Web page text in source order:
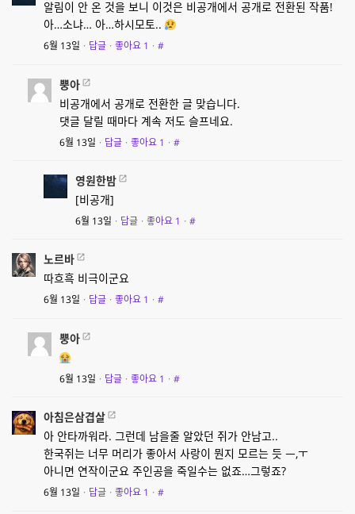
알림이 안 온 것을 보니 이것은 비공개에서 공개로 전환된 작품!
아…소냐… 아…하시모토..
6월 13일 · 답글 · 좋아요 1 · #
뿡아
비공개에서 공개로 전환한 글 맞습니다.
댓글 달릴 때마다 계속 저도 슬프네요.
6월 13일 · 답글 · 좋아요 1 · #
영원한밤
[비공개]
6월 13일 · 답글 · 좋아요 1 · #
노르바
따흐흑 비극이군요
6월 13일 · 답글 · 좋아요 1 · #
뿡아
6월 13일 · 답글 · 좋아요 1 · #
아침은삼겹살
아 안타까워라. 그런데 남을줄 알았던 쥐가 안남고..
한국쥐는 너무 머리가 좋아서 사랑이 뭔지 모르는 듯 ㅡ,ㅜ
아니면 연작이군요 주인공을 죽일수는 없죠…그렇죠?
6월 13일 · 답글 · 좋아요 1 · #